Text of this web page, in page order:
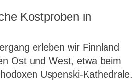
Kostproben in
erleben wir Finnland
Ost und West, etwa beim
Uspenski-Kathedrale.